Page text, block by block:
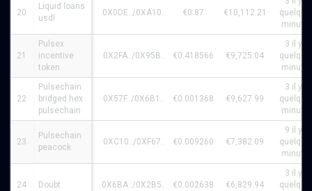
20
Liquid loans
usdl
0X0DE../0XA10.. €0.87 €10,112.21
21
Pulsex
incentive
token
0X2FA../0X95B.. €0.418566 €9,725.04
3 il y a
22
Pulsechain
bridged hex
pulsechain
0X57F../0X6B1.. €0.001368 €9,627.99
3 il y a
23
Pulsechain
peacock
0XC10../0XF67.. €0.009260 €7,382.09
9 il y a
24 Doubt 0X6BA../0X2B5.. €0.002638 €6,829.94
3 il y a